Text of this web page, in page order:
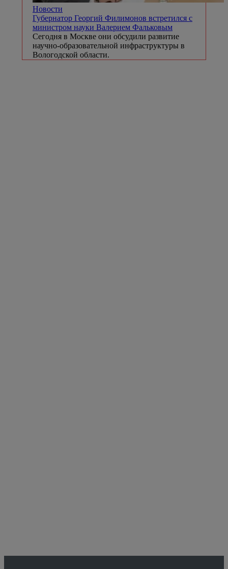
Новости
Губернатор Георгий Филимонов встретился с
министром науки Валерием Фальковым
Сегодня в Москве они обсудили развитие
научно-образовательной инфраструктуры в
Вологодской области.